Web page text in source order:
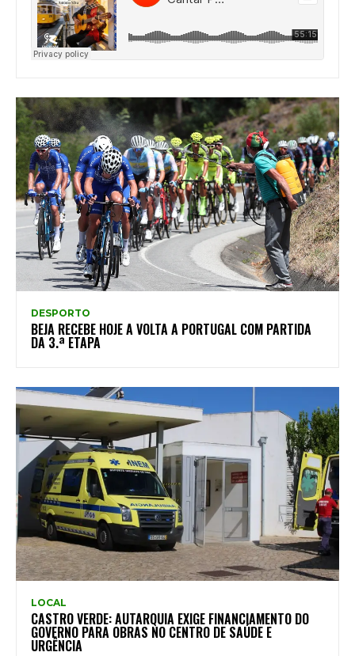
DESPORTO
BEJA RECEBE HOJE A VOLTA A PORTUGAL COM PARTIDA
DA 3.ª ETAPA
LOCAL
CASTRO VERDE: AUTARQUIA EXIGE FINANCIAMENTO DO
GOVERNO PARA OBRAS NO CENTRO DE SAÚDE E
URGÊNCIA